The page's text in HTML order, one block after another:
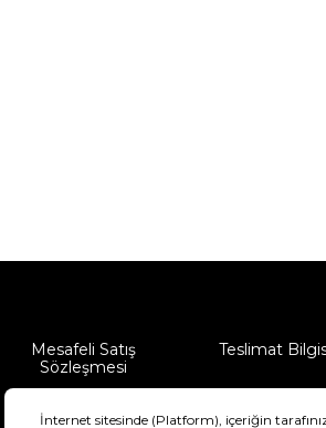
Mesafeli Satış
Sözleşmesi
Teslimat